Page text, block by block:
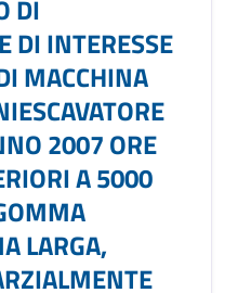
DI
DI INTERESSE
MACCHINA
2007 ORE
A 5000
LARGA,